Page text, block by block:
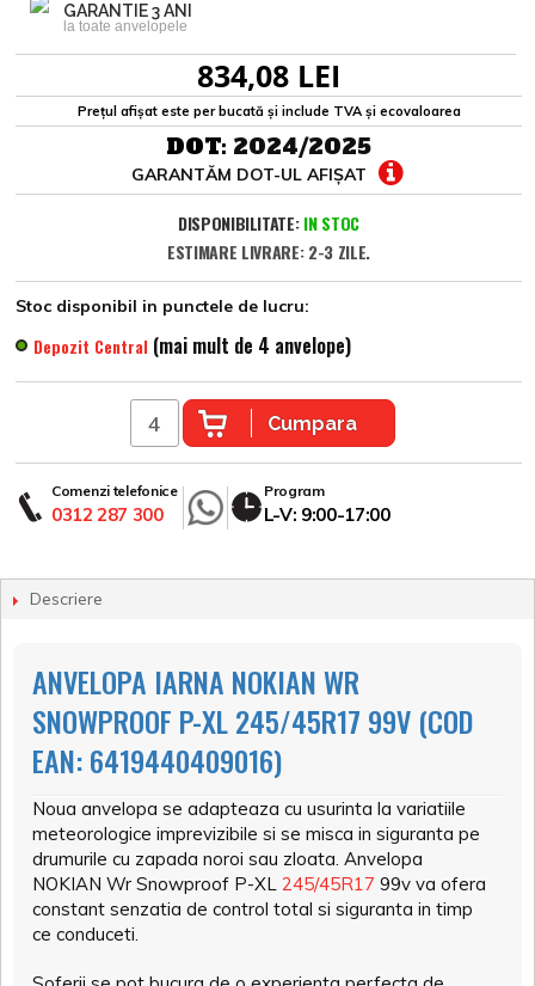
GARANTIE 3 ANI
la toate anvelopele
834,08 LEI
Prețul afișat este per bucată și include TVA și ecovaloarea
DOT: 2024/2025
GARANTĂM DOT-UL AFIȘAT
DISPONIBILITATE: IN STOC
ESTIMARE LIVRARE: 2-3 ZILE.
Stoc disponibil in punctele de lucru:
Depozit Central (mai mult de 4 anvelope)
Cumpara
Comenzi telefonice
0312 287 300
Program
L-V: 9:00-17:00
Descriere
ANVELOPA IARNA NOKIAN WR
SNOWPROOF P-XL 245/45R17 99V (COD
EAN: 6419440409016)
Noua anvelopa se adapteaza cu usurinta la variatiile
meteorologice imprevizibile si se misca in siguranta pe
drumurile cu zapada noroi sau zloata. Anvelopa
NOKIAN Wr Snowproof P-XL 245/45R17 99v va ofera
constant senzatia de control total si siguranta in timp
ce conduceti.